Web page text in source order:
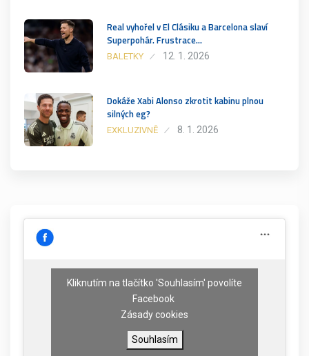
Real vyhořel v El Clásiku a Barcelona slaví
Superpohár. Frustrace…
BALETKY 12. 1. 2026
Dokáže Xabi Alonso zkrotit kabinu plnou
silných eg?
EXKLUZIVNĚ 8. 1. 2026
Kliknutím na tlačítko 'Souhlasím' povolíte
Facebook
Zásady cookies
Souhlasím